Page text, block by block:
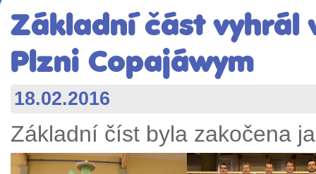
Základní část vyhrál
Plzni Copajáwym
18.02.2016
Základní číst byla zakočena